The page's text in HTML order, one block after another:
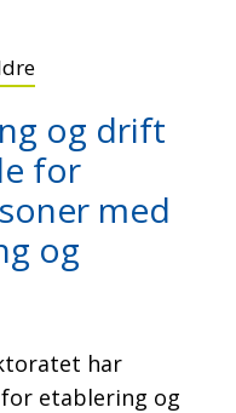
og drift
for
med
og
har
etablering og